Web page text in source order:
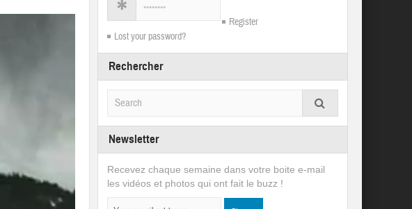
Register
Lost your password?
Rechercher
Newsletter
Recevez chaque semaine dans votre boite e-mail
les vidéos et photos qui ont fait le buzz !